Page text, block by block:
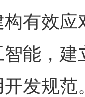
有效
能，
发规